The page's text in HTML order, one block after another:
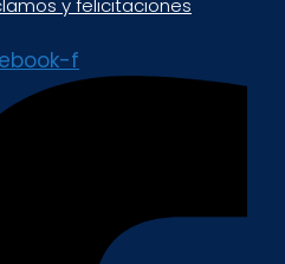
y felicitaciones
f